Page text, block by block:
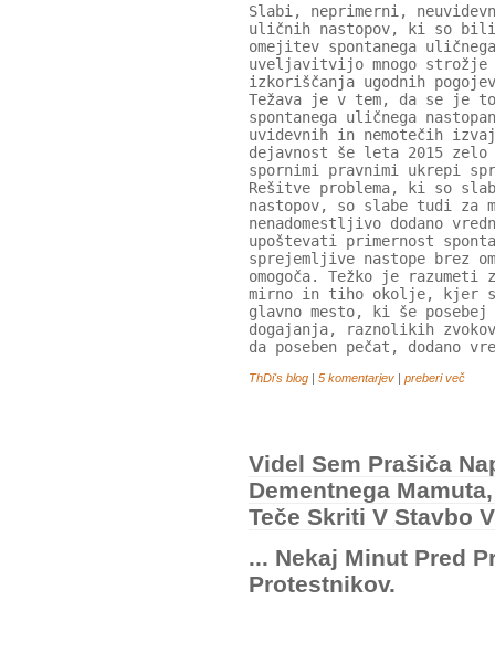
Slabi, neprimerni,
uličnih nastopov, ki so bili
omejitev spontanega
uveljavitvijo mnogo
izkoriščanja ugodnih
Težava je v tem, da se je
spontanega uličnega
uvidevnih in nemotečih
dejavnost še leta 2015
spornimi pravnimi ukrepi
Rešitve problema, ki so
nastopov, so slabe tudi za
nenadomestljivo dodano
upoštevati primernost
sprejemljive nastope brez
omogoča. Težko je
mirno in tiho okolje, kjer
glavno mesto, ki še
dogajanja, raznolikih
da poseben pečat, dodano
ThDi's blog | 5 komentarjev | preberi več
Videl Sem Prašiča
Dementnega
Teče Skriti V Stavbo
... Nekaj Minut Pred
Protestnikov.